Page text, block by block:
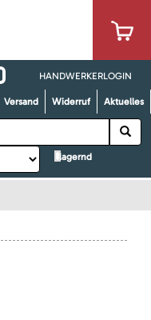
HANDWERKERLOGIN
Versand Widerruf Aktuelles
lagernd